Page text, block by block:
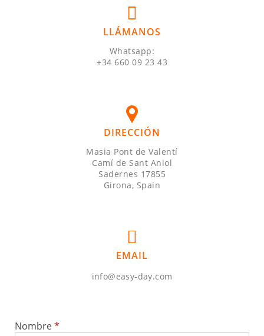
LLÁMANOS
Whatsapp:
+34 660 09 23 43
DIRECCIÓN
Masia Pont de Valentí
Camí de Sant Aniol
Sadernes 17855
Girona, Spain
EMAIL
info@easy-day.com
Contacto
Nombre*